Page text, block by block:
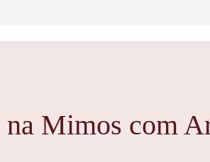
na Mimos com